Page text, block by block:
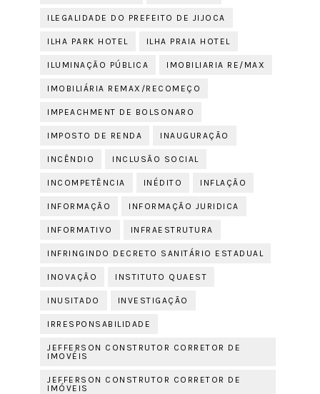
ILEGALIDADE DO PREFEITO DE JIJOCA
ILHA PARK HOTEL ILHA PRAIA HOTEL
ILUMINAÇÃO PÚBLICA IMOBILIARIA RE/MAX
IMOBILIÁRIA REMAX/RECOMEÇO
IMPEACHMENT DE BOLSONARO
IMPOSTO DE RENDA INAUGURAÇÃO
INCÊNDIO INCLUSÃO SOCIAL
INCOMPETÊNCIA INÉDITO INFLAÇÃO
INFORMAÇÃO INFORMAÇÃO JURIDICA
INFORMATIVO INFRAESTRUTURA
INFRINGINDO DECRETO SANITÁRIO ESTADUAL
INOVAÇÃO INSTITUTO QUAEST
INUSITADO INVESTIGAÇÃO
IRRESPONSABILIDADE
JEFFERSON CONSTRUTOR CORRETOR DE
IMOVÉIS
JEFFERSON CONSTRUTOR CORRETOR DE
IMÓVEIS